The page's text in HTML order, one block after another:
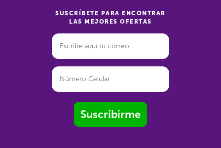
SUSCRÍBETE PARA ENCONTRAR
LAS MEJORES OFERTAS
Suscribirme